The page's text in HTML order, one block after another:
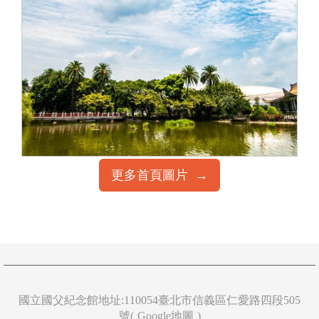
更多首頁圖片
國立國父紀念館地址:110054臺北市信義區仁愛路四段505
號( Google地圖 )